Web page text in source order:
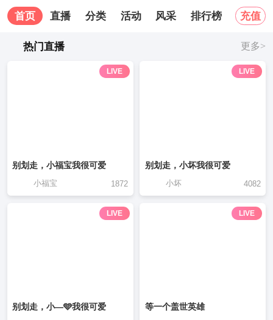
充值
首页 直播 分类 活动 风采 排行榜 关于我
热门直播 更多>
LIVE
别划走，小福宝我很可爱
小福宝 1872
LIVE
别划走，小坏我很可爱
小坏 4082
LIVE
别划走，小—🩵我很可爱
LIVE
等一个盖世英雄